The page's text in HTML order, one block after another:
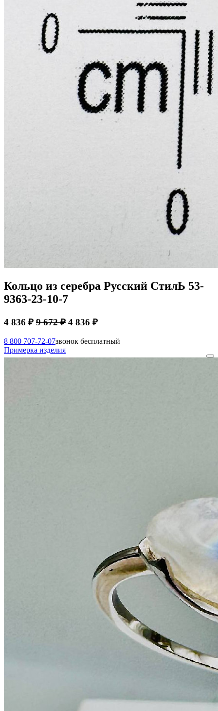
Кольцо из серебра Русский СтилЬ 53-
9363-23-10-7
4 836 ₽ 9 672 ₽ 4 836 ₽
8 800 707-72-07звонок бесплатный
Примерка изделия